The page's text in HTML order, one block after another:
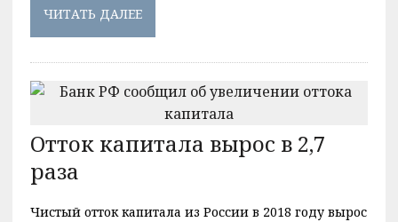
ЧИТАТЬ ДАЛЕЕ
Отток капитала вырос в 2,7
раза
Чистый отток капитала из России в 2018 году вырос